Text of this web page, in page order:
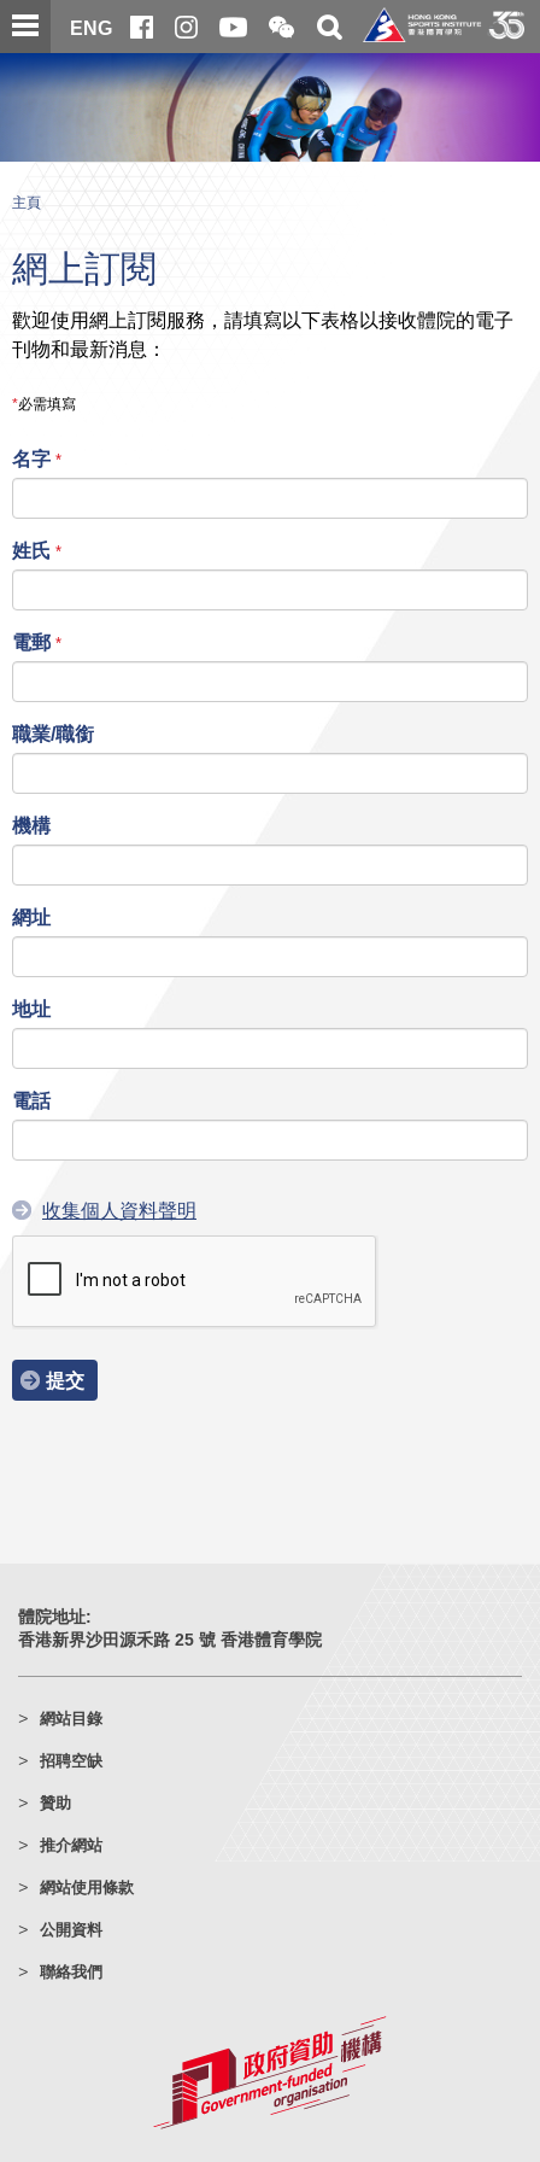
跳
至
主
內
ENG
開
合
微
信
二
維
碼
關
搜
尋
主
内
主頁
網上訂閱
歡迎使用網上訂閱服務，請填寫以下表格以接收體院的電子
刊物和最新消息：
*必需填寫
名字 *
姓氏 *
電郵 *
職業/職銜
機構
網址
地址
電話
收集個人資料聲明
提交
體院地址:
香港新界沙田源禾路 25 號 香港體育學院
網站目錄
招聘空缺
贊助
推介網站
網站使用條款
公開資料
聯絡我們